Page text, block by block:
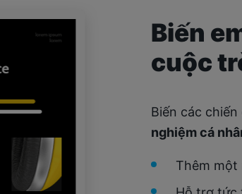
Biến
cuộc
Biến các chiến
nghiệm cá
Thêm một